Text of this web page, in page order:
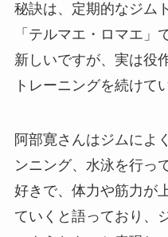
秘訣は、定期的なジム
「テルマエ・ロマエ」
新しいですが、実は役
トレーニングを続けて
阿部寛さんはジムによ
ンニング、水泳を行っ
好きで、体力や筋力が
ていくと語っており、